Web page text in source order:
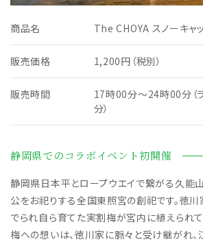
商品名 The CHOYA スノーキャ
販売価格 1,200円（税別）
販売時間
17時00分～24時00分（
分）
静岡県でのコラボイベント初開催
静岡県日本平とロープウエイで繋がる久能
公をお祀りする全国東照宮の創祀です。徳
でられ自ら育てた実割梅が宮内に植えられ
梅への想いは、徳川家に脈々と受け継がれ